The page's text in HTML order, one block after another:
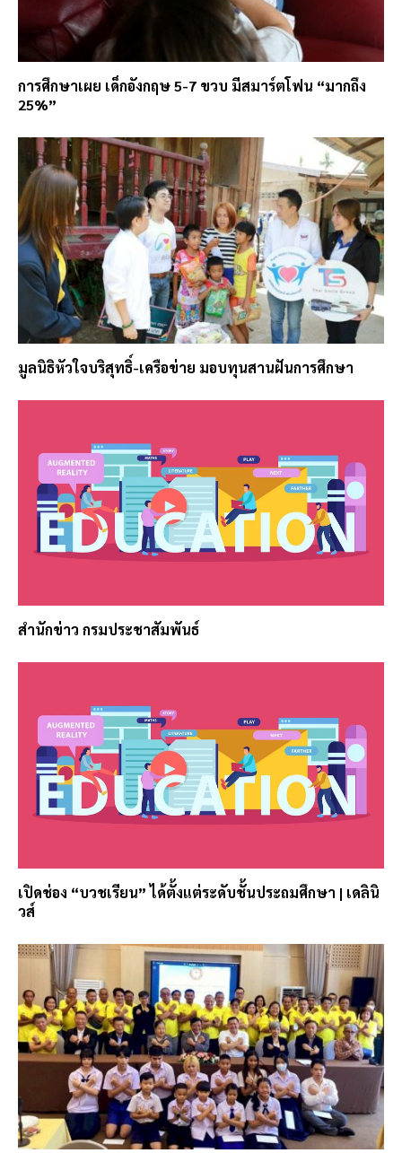
การศึกษาเผย เด็กอังกฤษ 5-7 ขวบ มีสมาร์ตโฟน “มากถึง
25%”
มูลนิธิหัวใจบริสุทธิ์-เครือข่าย มอบทุนสานฝันการศึกษา
สำนักข่าว กรมประชาสัมพันธ์
เปิดช่อง “บวชเรียน” ได้ตั้งแต่ระดับชั้นประถมศึกษา | เดลินิ
วส์